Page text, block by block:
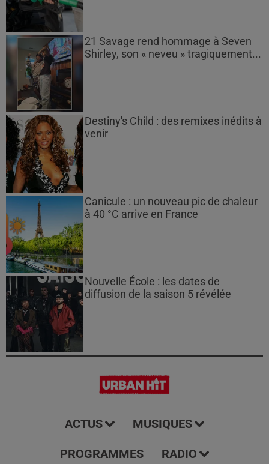
21 Savage rend hommage à Seven
Shirley, son « neveu » tragiquement...
Destiny's Child : des remixes inédits à
venir
Canicule : un nouveau pic de chaleur
à 40 °C arrive en France
Nouvelle École : les dates de
diffusion de la saison 5 révélée
ACTUS MUSIQUES
PROGRAMMES RADIO